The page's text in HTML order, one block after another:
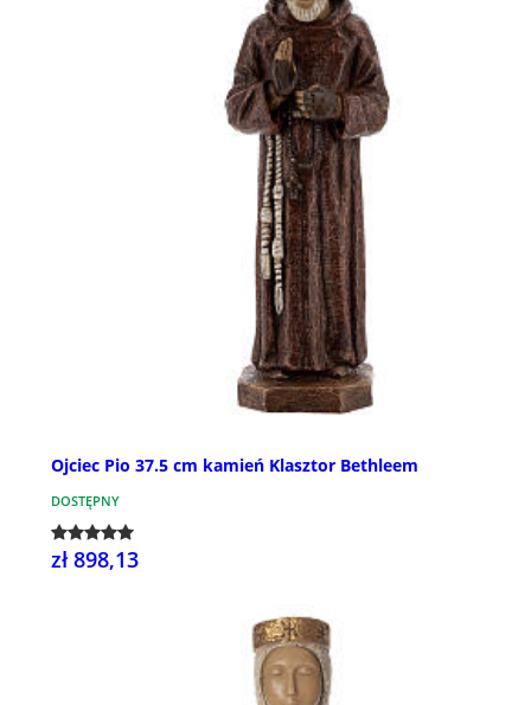
Ojciec Pio 37.5 cm kamień Klasztor Bethleem
DOSTĘPNY
zł 898,13